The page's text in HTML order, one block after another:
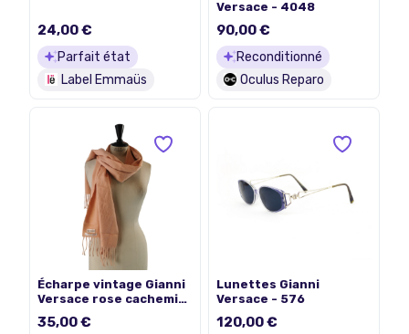
24,00 €
Parfait état
Label Emmaüs
Versace - 4048
90,00 €
Reconditionné
Oculus Reparo
Écharpe vintage Gianni
Versace rose cachemire
35,00 €
Lunettes Gianni
Versace - 576
120,00 €